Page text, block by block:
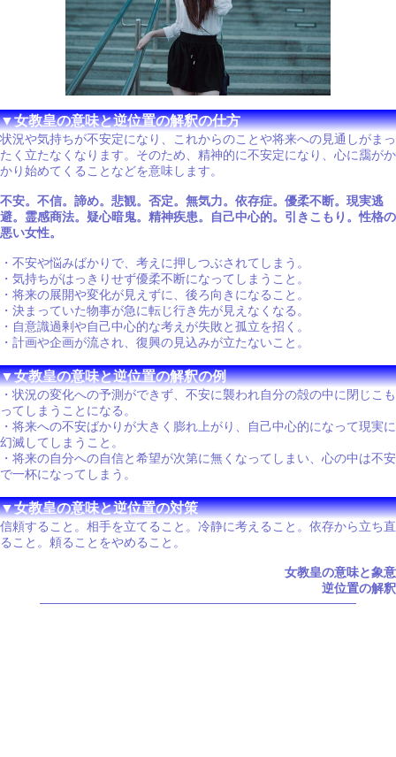
▼女教皇の意味と逆位置の解釈の仕方
状況や気持ちが不安定になり、これからのことや将来への見通しがまっ
たく立たなくなります。そのため、精神的に不安定になり、心に靄がか
かり始めてくることなどを意味します。
不安。不信。諦め。悲観。否定。無気力。依存症。優柔不断。現実逃
避。霊感商法。疑心暗鬼。精神疾患。自己中心的。引きこもり。性格の
悪い女性。
・不安や悩みばかりで、考えに押しつぶされてしまう。
・気持ちがはっきりせず優柔不断になってしまうこと。
・将来の展開や変化が見えずに、後ろ向きになること。
・決まっていた物事が急に転じ行き先が見えなくなる。
・自意識過剰や自己中心的な考えが失敗と孤立を招く。
・計画や企画が流され、復興の見込みが立たないこと。
▼女教皇の意味と逆位置の解釈の例
・状況の変化への予測ができず、不安に襲われ自分の殻の中に閉じこも
ってしまうことになる。
・将来への不安ばかりが大きく膨れ上がり、自己中心的になって現実に
幻滅してしまうこと。
・将来の自分への自信と希望が次第に無くなってしまい、心の中は不安
で一杯になってしまう。
▼女教皇の意味と逆位置の対策
信頼すること。相手を立てること。冷静に考えること。依存から立ち直
ること。頼ることをやめること。
女教皇の意味と象意
逆位置の解釈